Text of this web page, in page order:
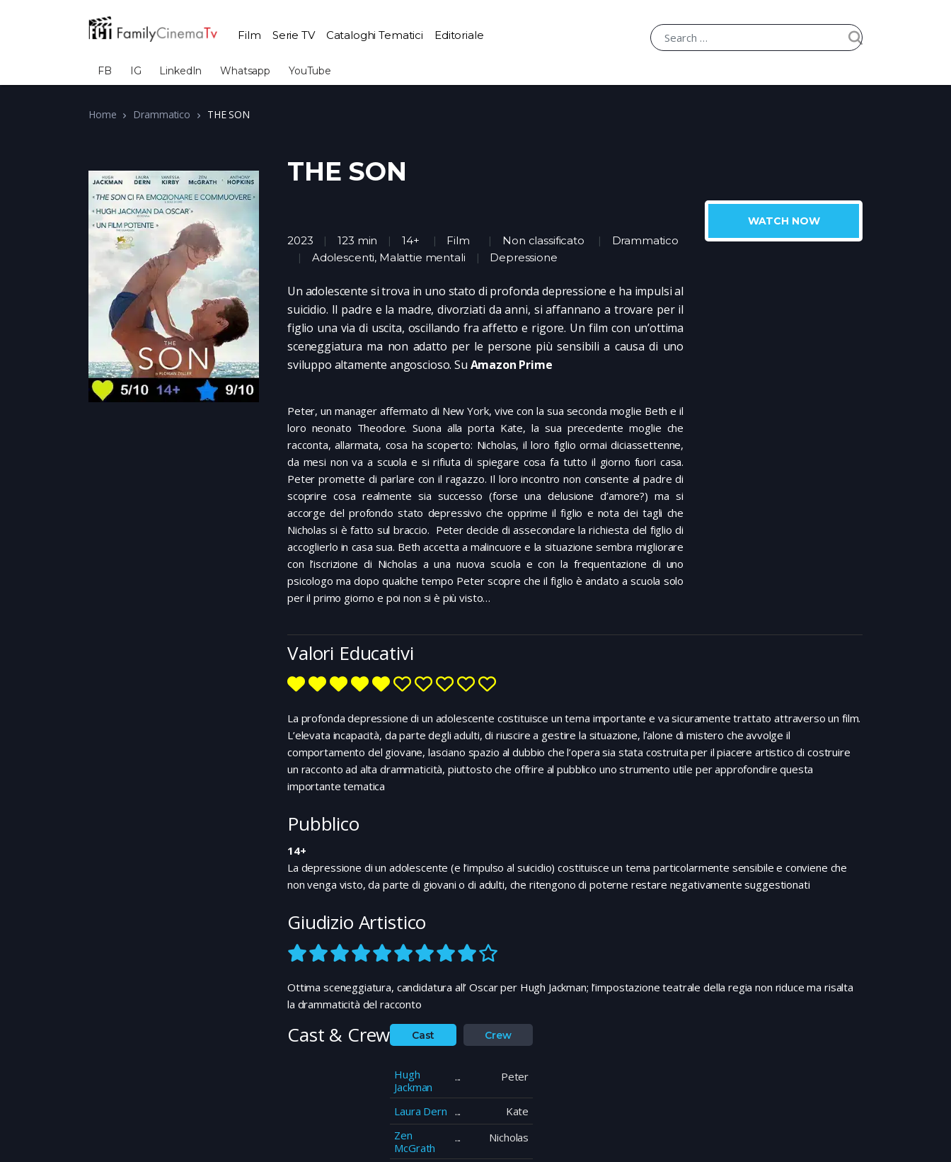
Film Serie TV Cataloghi Tematici Editoriale
FB IG LinkedIn Whatsapp YouTube
Home Drammatico THE SON
WATCH NOW
THE SON
2023 123 min 14+ Film Non classificato
Drammatico
Adolescenti, Malattie mentali
Depressione
Un adolescente si trova in uno stato di profonda depressione e ha impulsi al
suicidio. Il padre e la madre, divorziati da anni, si affannano a trovare per il
figlio una via di uscita, oscillando fra affetto e rigore. Un film con un’ottima
sceneggiatura ma non adatto per le persone più sensibili a causa di uno
sviluppo altamente angoscioso. Su Amazon Prime
Peter, un manager affermato di New York, vive con la sua seconda moglie Beth e il
loro neonato Theodore. Suona alla porta Kate, la sua precedente moglie che
racconta, allarmata, cosa ha scoperto: Nicholas, il loro figlio ormai diciassettenne,
da mesi non va a scuola e si rifiuta di spiegare cosa fa tutto il giorno fuori casa.
Peter promette di parlare con il ragazzo. Il loro incontro non consente al padre di
scoprire cosa realmente sia successo (forse una delusione d’amore?) ma si
accorge del profondo stato depressivo che opprime il figlio e nota dei tagli che
Nicholas si è fatto sul braccio. Peter decide di assecondare la richiesta del figlio di
accoglierlo in casa sua. Beth accetta a malincuore e la situazione sembra migliorare
con l’iscrizione di Nicholas a una nuova scuola e con la frequentazione di uno
psicologo ma dopo qualche tempo Peter scopre che il figlio è andato a scuola solo
per il primo giorno e poi non si è più visto…
Valori Educativi
La profonda depressione di un adolescente costituisce un tema importante e va sicuramente trattato attraverso un film.
L’elevata incapacità, da parte degli adulti, di riuscire a gestire la situazione, l’alone di mistero che avvolge il
comportamento del giovane, lasciano spazio al dubbio che l’opera sia stata costruita per il piacere artistico di costruire
un racconto ad alta drammaticità, piuttosto che offrire al pubblico uno strumento utile per approfondire questa
importante tematica
Pubblico
14+
La depressione di un adolescente (e l’impulso al suicidio) costituisce un tema particolarmente sensibile e conviene che
non venga visto, da parte di giovani o di adulti, che ritengono di poterne restare negativamente suggestionati
Giudizio Artistico
Ottima sceneggiatura, candidatura all’ Oscar per Hugh Jackman; l’impostazione teatrale della regia non riduce ma risalta
la drammaticità del racconto
Cast & Crew Cast Crew
Hugh
Jackman
Peter
Laura Dern
Kate
Zen
McGrath
Nicholas